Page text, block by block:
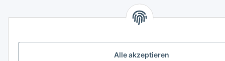
Alle akzeptieren